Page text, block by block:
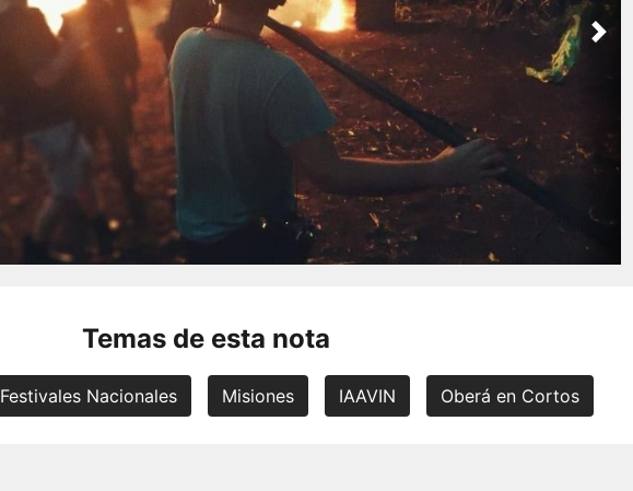
Temas de esta nota
Festivales Nacionales Misiones IAAVIN Oberá en Cortos